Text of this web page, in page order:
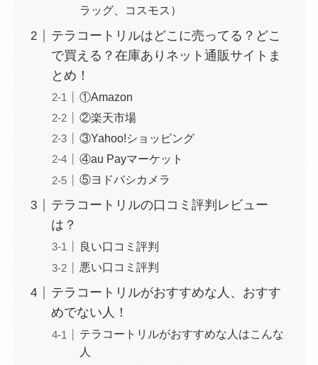
背脂はどこに売ってる？業務スーパーやイオンで
買える？
やべぇ旨いスパイスはどこで買える?カルディやイ
オンでは売ってない!
ラッグ、コスモス）
テラコートリルはどこに売ってる？どこ
で買える？在庫ありネット通販サイトま
とめ！
①Amazon
②楽天市場
③Yahoo!ショッピング
④au Payマーケット
⑤ヨドバシカメラ
テラコートリルの口コミ評判レビュー
は？
良い口コミ評判
悪い口コミ評判
テラコートリルがおすすめな人、おすす
めでない人！
テラコートリルがおすすめな人はこんな
人